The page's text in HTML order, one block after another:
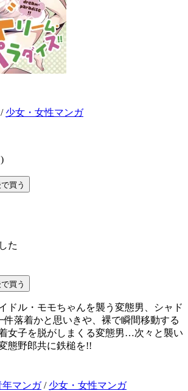
少女・女性マンガ
買う
た
買う
ドル・モモちゃんを襲う変態男、シャド
件落着かと思いきや、裸で瞬間移動する
女子を脱がしまくる変態男…次々と襲い
態野郎共に鉄槌を!!
年マンガ/ 少女・女性マンガ